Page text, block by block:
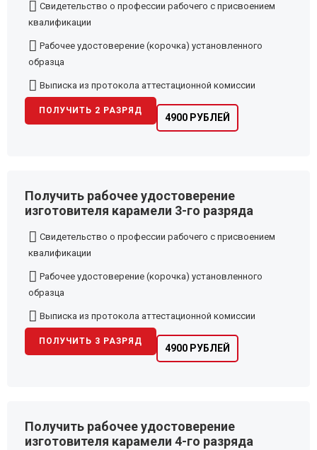
Свидетельство о профессии рабочего с присвоением
квалификации
Рабочее удостоверение (корочка) установленного
образца
Выписка из протокола аттестационной комиссии
4900 РУБЛЕЙ
ПОЛУЧИТЬ 2 РАЗРЯД
Получить рабочее удостоверение
изготовителя карамели 3-го разряда
Свидетельство о профессии рабочего с присвоением
квалификации
Рабочее удостоверение (корочка) установленного
образца
Выписка из протокола аттестационной комиссии
4900 РУБЛЕЙ
ПОЛУЧИТЬ 3 РАЗРЯД
Получить рабочее удостоверение
изготовителя карамели 4-го разряда